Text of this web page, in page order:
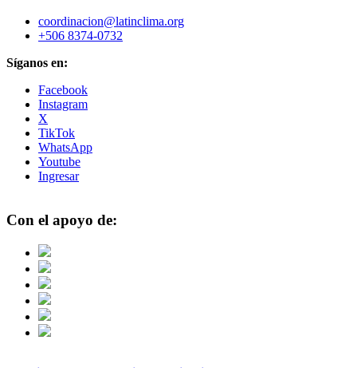
coordinacion@latinclima.org
+506 8374-0732
Síganos en:
Facebook
Instagram
X
TikTok
WhatsApp
Youtube
Ingresar
Con el apoyo de: